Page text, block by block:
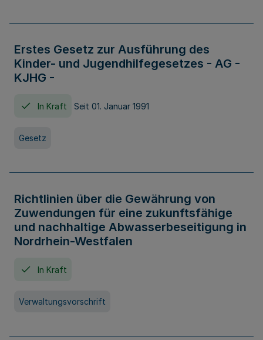
Erstes Gesetz zur Ausführung des
Kinder- und Jugendhilfegesetzes - AG -
KJHG -
In Kraft Seit 01. Januar 1991
Gesetz
Richtlinien über die Gewährung von
Zuwendungen für eine zukunftsfähige
und nachhaltige Abwasserbeseitigung in
Nordrhein-Westfalen
In Kraft
Verwaltungsvorschrift